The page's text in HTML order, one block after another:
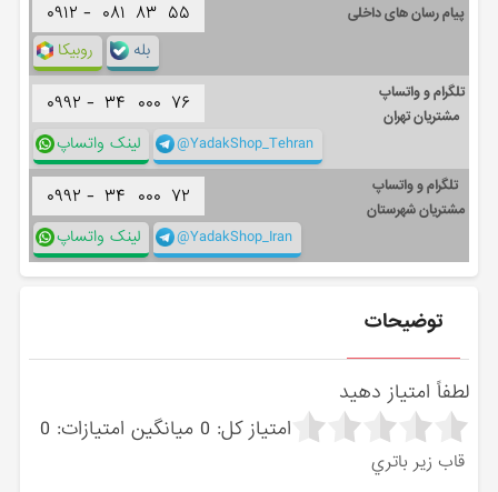
پیام رسان های داخلی ۰۹۱۲ - ۰۸۱ ۸۳ ۵۵
روبیکا بله
تلگرام و واتساپ
مشتریان تهران
۰۹۹۲ - ۳۴ ۰۰۰ ۷۶
لینک واتساپ @YadakShop_Tehran
تلگرام و واتساپ
مشتریان شهرستان
۰۹۹۲ - ۳۴ ۰۰۰ ۷۲
لینک واتساپ @YadakShop_Iran
توضیحات
لطفاً امتیاز دهید
امتیاز کل: 0 میانگین امتیازات: 0
قاب زير باتري